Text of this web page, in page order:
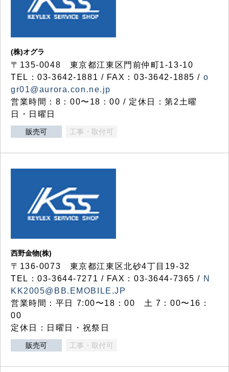
(株)オグラ
〒135-0048 東京都江東区門前仲町1-13-10
TEL：03-3642-1881 / FAX：03-3642-1885 / o
gr01@aurora.con.ne.jp
営業時間：8：00〜18：00 / 定休日：第2土曜
日・日曜日
販売可 工事・取付可
西野金物(株)
〒136-0073 東京都江東区北砂4丁目19-32
TEL：03‐3644‐7271 / FAX：03-3644-7365 / N
KK2005@BB.EMOBILE.JP
営業時間：平日 7:00〜18：00 土 7：00〜16：
00
定休日：日曜日・祝祭日
販売可 工事・取付可